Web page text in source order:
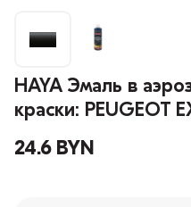
HAYA Эмаль в
краски: PEUGEOT
24.6 BYN